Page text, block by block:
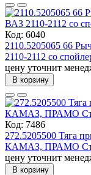
Код: 6040
2110.5205065 66
2110-2112 со
цену уточнит
В корзину
Код: 7486
272.5205500 Тяга
КАМАЗ, ПРАМО
цену уточнит
В корзину